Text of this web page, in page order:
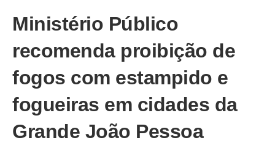
Ministério Público
recomenda proibição de
fogos com estampido e
fogueiras em cidades da
Grande João Pessoa